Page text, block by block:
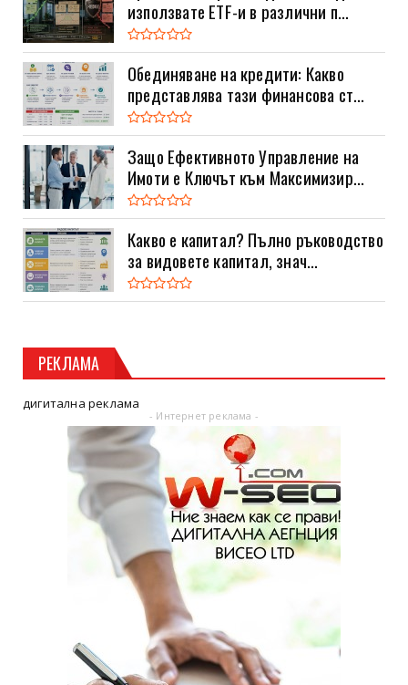
използвате ETF-и в различни п...
Обединяване на кредити: Какво
представлява тази финансова ст...
Защо Ефективното Управление на
Имоти е Ключът към Максимизир...
Какво е капитал? Пълно ръководство
за видовете капитал, знач...
РЕКЛАМА
дигитална реклама
- Интернет реклама -